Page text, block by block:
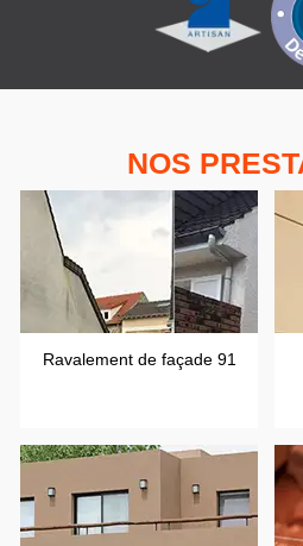
NOS
Ravalement de façade 91